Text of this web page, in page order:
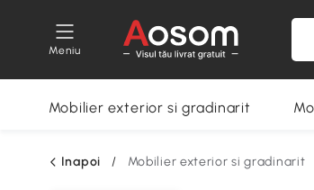
Meniu
Mobilier exterior si gradinarit
Inapoi / Mobilier exterior si gradinarit